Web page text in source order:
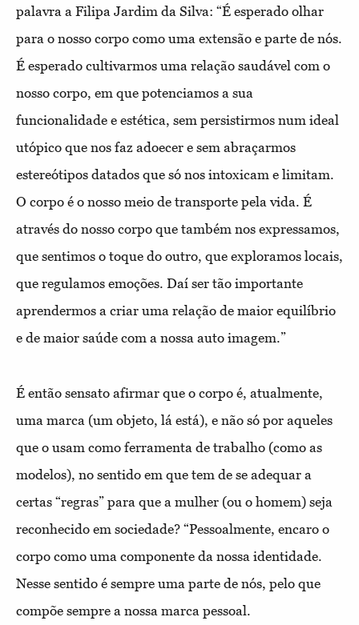
palavra a Filipa Jardim da Silva: “É esperado olhar
para o nosso corpo como uma extensão e parte de nós.
É esperado cultivarmos uma relação saudável com o
nosso corpo, em que potenciamos a sua
funcionalidade e estética, sem persistirmos num ideal
utópico que nos faz adoecer e sem abraçarmos
estereótipos datados que só nos intoxicam e limitam.
O corpo é o nosso meio de transporte pela vida. É
através do nosso corpo que também nos expressamos,
que sentimos o toque do outro, que exploramos locais,
que regulamos emoções. Daí ser tão importante
aprendermos a criar uma relação de maior equilíbrio
e de maior saúde com a nossa auto imagem.”
É então sensato afirmar que o corpo é, atualmente,
uma marca (um objeto, lá está), e não só por aqueles
que o usam como ferramenta de trabalho (como as
modelos), no sentido em que tem de se adequar a
certas “regras” para que a mulher (ou o homem) seja
reconhecido em sociedade? “Pessoalmente, encaro o
corpo como uma componente da nossa identidade.
Nesse sentido é sempre uma parte de nós, pelo que
compõe sempre a nossa marca pessoal.